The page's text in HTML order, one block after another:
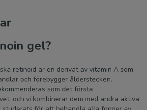
gel?
retinoid är en derivat av vitamin A som
och förebygger ålderstecken.
som det första
och vi kombinerar dem med andra aktiva